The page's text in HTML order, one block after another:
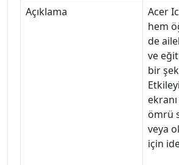
Açıklama
Acer
hem
de
ve
bir
ömrü
veya
için